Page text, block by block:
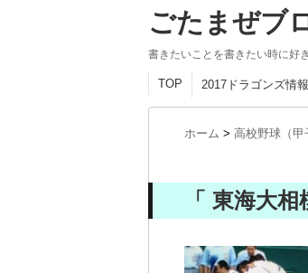
ごたまぜブ
書きたいことを書きたい時に好
TOP 2017ドラゴンズ情報
ホーム > 高校野球（甲
「 東海大